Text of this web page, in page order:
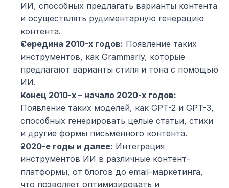
ИИ, способных предлагать варианты контента
и осуществлять рудиментарную генерацию
контента.
Середина 2010-х годов: Появление таких
инструментов, как Grammarly, которые
предлагают варианты стиля и тона с помощью
ИИ.
Конец 2010-х – начало 2020-х годов:
Появление таких моделей, как GPT-2 и GPT-3,
способных генерировать целые статьи, стихи
и другие формы письменного контента.
2020-е годы и далее: Интеграция
инструментов ИИ в различные контент-
платформы, от блогов до email-маркетинга,
что позволяет оптимизировать и